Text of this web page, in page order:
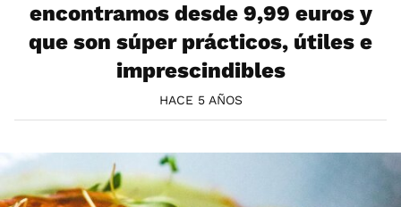
encontramos desde 9,99 euros y
que son súper prácticos, útiles e
imprescindibles
HACE 5 AÑOS